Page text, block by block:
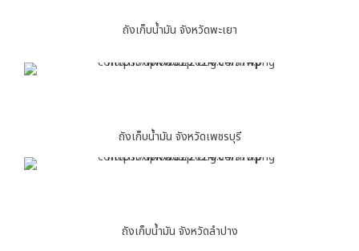
ถังเก็บน้ำมัน จังหวัดพะเยา
ถังเก็บน้ำมัน จังหวัดเพชรบุรี
ถังเก็บน้ำมัน จังหวัดลำปาง